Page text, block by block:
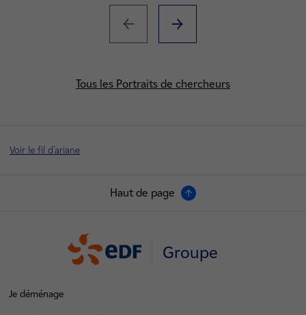
Tous les Portraits de chercheurs
Voir le fil d'ariane
Haut de page
Groupe
Je déménage